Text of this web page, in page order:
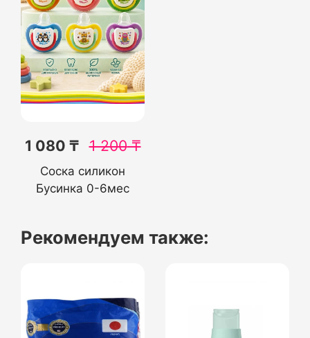
1 080 ₸ 1 200₸
Соска силикон
Бусинка 0-6мес
Рекомендуем также: